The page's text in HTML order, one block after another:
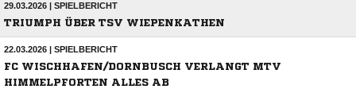
29.03.2026 | SPIELBERICHT
TRIUMPH ÜBER TSV WIEPENKATHEN
22.03.2026 | SPIELBERICHT
FC WISCHHAFEN/DORNBUSCH VERLANGT MTV
HIMMELPFORTEN ALLES AB